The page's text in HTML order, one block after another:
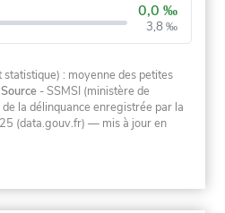
0,0 ‰
3,8 ‰
: moyenne des petites
Source - SSMSI (ministère de
la délinquance enregistrée par la
(data.gouv.fr) — mis à jour en